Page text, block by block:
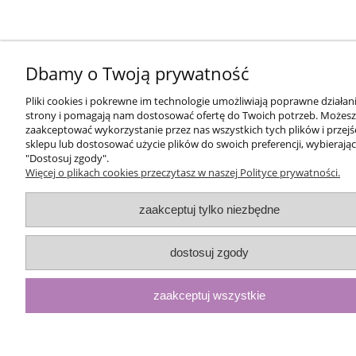
Dbamy o Twoją prywatność
Pliki cookies i pokrewne im technologie umożliwiają poprawne
strony i pomagają nam dostosować ofertę do Twoich potrzeb. Możesz
zaakceptować wykorzystanie przez nas wszystkich tych plików i
sklepu lub dostosować użycie plików do swoich preferencji,
"Dostosuj zgody".
Więcej o plikach cookies przeczytasz w naszej Polityce prywatności.
zaakceptuj tylko niezbędne
dostosuj zgody
zaakceptuj wszystkie